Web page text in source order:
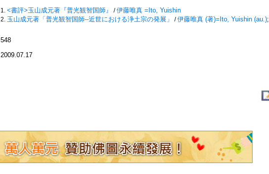
<書評>玉山成元著『普光観智国師』 /伊藤唯真 =Ito, Yuishin
玉山成元著「普光観智国師--近世における浄土宗の発展」
/伊藤唯真 (著)=Ito, Yuishin (au.);
548
2009.07.17